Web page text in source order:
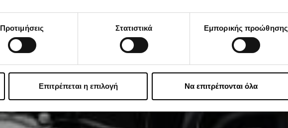
Προτιμήσεις Στατιστικά Εμπορικής προώθησης
Επιτρέπεται η επιλογή Να επιτρέπονται όλα